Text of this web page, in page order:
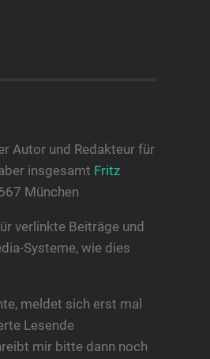
Autor und Redakteur für
insgesamt Fritz
München
verlinkte Beiträge und
Systeme, wie dies
meldet sich erst mal
Lesende
mir bitte dann noch